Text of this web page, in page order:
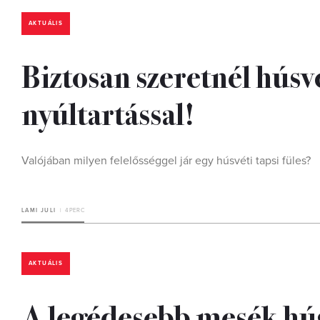
AKTUÁLIS
Biztosan szeretnél
nyúltartással!
Valójában milyen felelősséggel jár egy húsvéti tapsi füles?
LAMI JULI 4 PERC
AKTUÁLIS